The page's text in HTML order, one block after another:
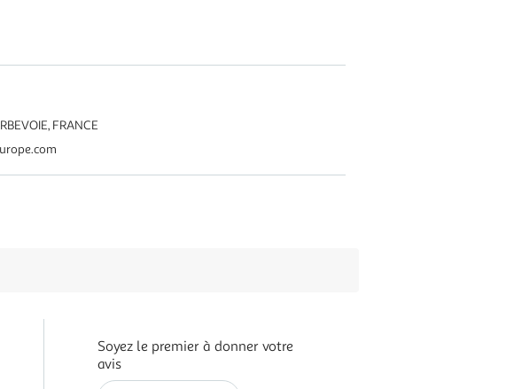
FRANCE
Soyez le premier à donner votre
avis